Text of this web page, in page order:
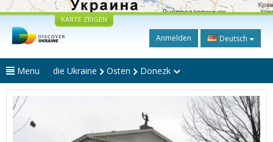
KARTE ZEIGEN
Anmelden Deutsch
Menu die Ukraine Osten Donezk